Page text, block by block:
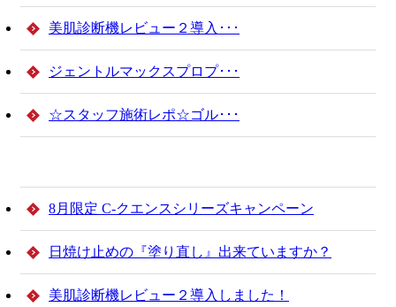
美肌診断機レビュー２導入･･･
ジェントルマックスプロプ･･･
☆スタッフ施術レポ☆ゴル･･･
8月限定 C-クエンスシリーズキャンペーン
日焼け止めの『塗り直し』出来ていますか？
美肌診断機レビュー２導入しました！